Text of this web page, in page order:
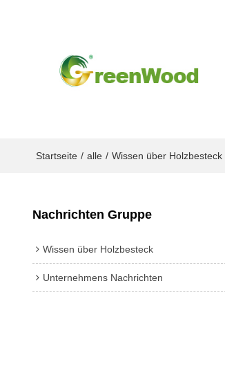
Startseite / alle / Wissen über Holzbesteck
Nachrichten Gruppe
Wissen über Holzbesteck
Unternehmens Nachrichten